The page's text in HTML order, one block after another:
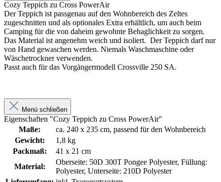
Cozy Teppich zu Cross PowerAir
Der Teppich ist passgenau auf den Wohnbereich des Zeltes
zugeschnitten und als optionales Extra erhältlich, um auch beim
Camping für die von daheim gewohnte Behaglichkeit zu sorgen.
Das Material ist angenehm weich und isoliert. Der Teppich darf nur
von Hand gewaschen werden. Niemals Waschmaschine oder
Wäschetrockner verwenden.
Passt auch für das Vorgängermodell Crossville 250 SA.
Menü schließen
Eigenschaften "Cozy Teppich zu Cross PowerAir"
Maße:
ca. 240 x 235 cm, passend für den Wohnbereich
Gewicht:
1,8 kg
Packmaß:
41 x 21 cm
Material:
Oberseite: 50D 300T Pongee Polyester, Füllung:
Polyester, Unterseite: 210D Polyester